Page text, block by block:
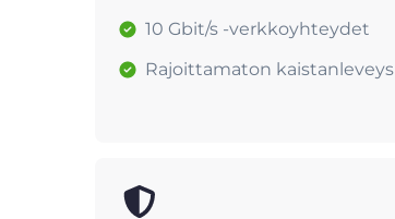
10 Gbit/s -verkkoyhteydet
Rajoittamaton kaistanleveys